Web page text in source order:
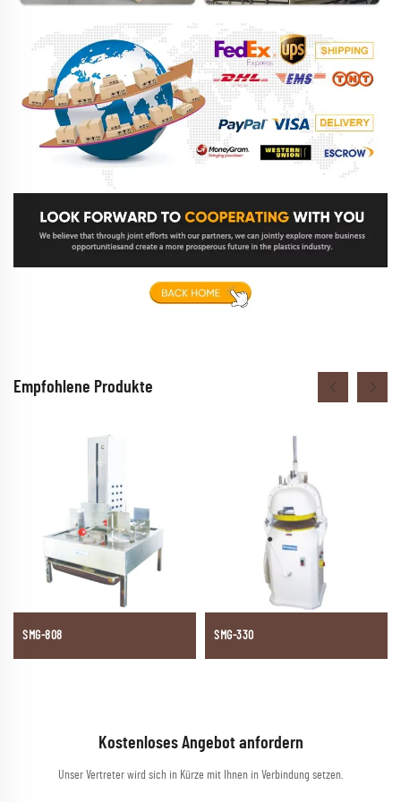
Empfohlene Produkte
SMG-808 SMG-330
Kostenloses Angebot anfordern
Unser Vertreter wird sich in Kürze mit Ihnen in Verbindung setzen.